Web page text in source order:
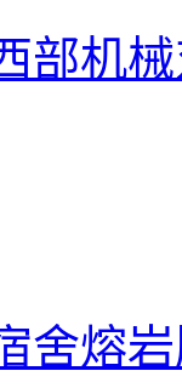
部机
舍熔